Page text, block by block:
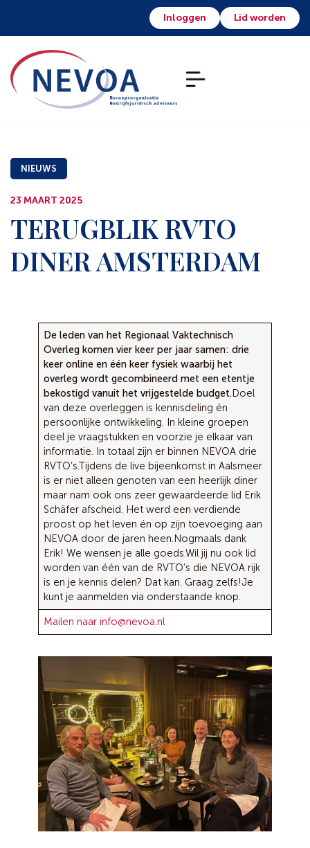
Inloggen Lid worden
NIEUWS
23 MAART 2025
TERUGBLIK RVTO
DINER AMSTERDAM
De leden van het Regionaal Vaktechnisch
Overleg komen vier keer per jaar samen: drie
keer online en één keer fysiek waarbij het
overleg wordt gecombineerd met een etentje
bekostigd vanuit het vrijgestelde budget.Doel
van deze overleggen is kennisdeling én
persoonlijke ontwikkeling. In kleine groepen
deel je vraagstukken en voorzie je elkaar van
informatie. In totaal zijn er binnen NEVOA drie
RVTO’s.Tijdens de live bijeenkomst in Aalsmeer
is er niet alleen genoten van een heerlijk diner
maar nam ook ons zeer gewaardeerde lid Erik
Schäfer afscheid. Het werd een verdiende
proost op het leven én op zijn toevoeging aan
NEVOA door de jaren heen. Nogmaals dank
Erik! We wensen je alle goeds.Wil jij nu ook lid
worden van één van de RVTO’s die NEVOA rijk
is en je kennis delen? Dat kan. Graag zelfs!Je
kunt je aanmelden via onderstaande knop.
Mailen naar info@nevoa.nl